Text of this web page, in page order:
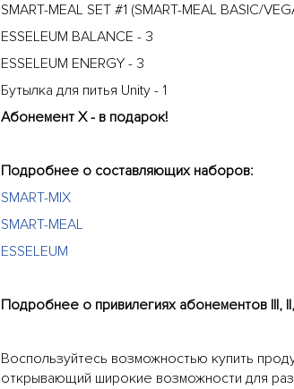
SMART-MEAL SET #1 (SMART-MEAL BASIC/
ESSELEUM BALANCE - 3
ESSELEUM ENERGY - 3
Бутылка для питья Unity - 1
Абонемент X - в подарок!
Подробнее о составляющих наборов:
SMART-MIX
SMART-MEAL
ESSELEUM
Подробнее о привилегиях абонементов III,
Воспользуйтесь возможностью купить
открывающий широкие возможности для